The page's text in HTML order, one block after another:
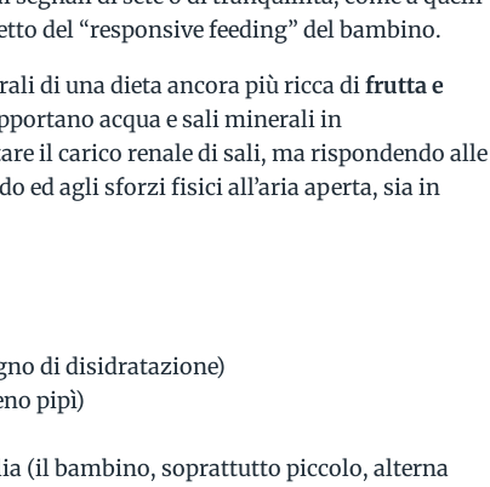
del “responsive feeding” del bambino.
di una dieta ancora più ricca difrutta e
acqua e sali minerali in
il carico renale di sali, ma rispondendo alle
ed agli sforzi fisici all’aria aperta, sia in
di disidratazione)
pipì)
(il bambino, soprattutto piccolo, alterna